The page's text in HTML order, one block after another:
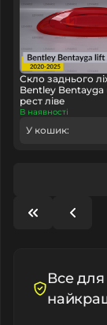
Скло заднього
Bentley Bentayga
рест ліве
В наявності
У кошик:
Все для